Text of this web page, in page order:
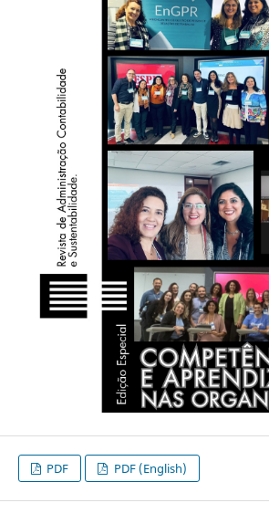
PDF PDF (English)